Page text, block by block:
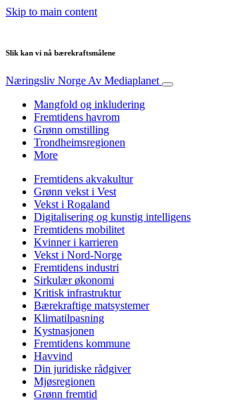
Skip to main content
Slik kan vi nå bærekraftsmålene
Næringsliv Norge Av Mediaplanet
Mangfold og inkludering
Fremtidens havrom
Grønn omstilling
Trondheimsregionen
More
Fremtidens akvakultur
Grønn vekst i Vest
Vekst i Rogaland
Digitalisering og kunstig intelligens
Fremtidens mobilitet
Kvinner i karrieren
Vekst i Nord-Norge
Fremtidens industri
Sirkulær økonomi
Kritisk infrastruktur
Bærekraftige matsystemer
Klimatilpasning
Kystnasjonen
Fremtidens kommune
Havvind
Din juridiske rådgiver
Mjøsregionen
Grønn fremtid